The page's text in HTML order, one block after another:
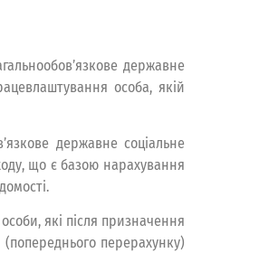
державне
особа, якій
державне соціальне
що є базою нарахування
які після призначення
перерахунку)